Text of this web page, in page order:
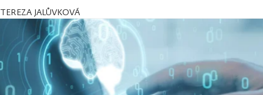
TEREZA JALŮVKOVÁ